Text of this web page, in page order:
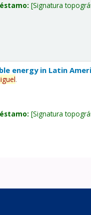
Signatura
energy in Latin
.
Signatura